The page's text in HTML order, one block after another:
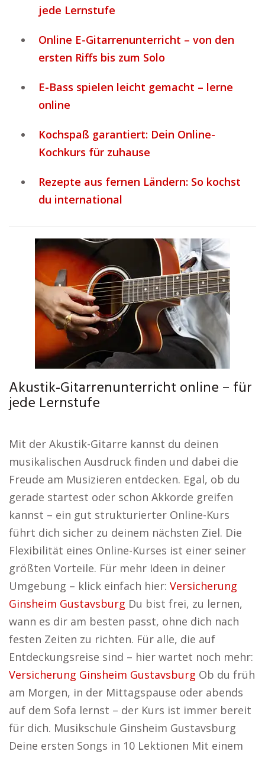
jede Lernstufe
Online E-Gitarrenunterricht – von den
ersten Riffs bis zum Solo
E-Bass spielen leicht gemacht – lerne
online
Kochspaß garantiert: Dein Online-
Kochkurs für zuhause
Rezepte aus fernen Ländern: So kochst
du international
Akustik-Gitarrenunterricht online – für
jede Lernstufe
Mit der Akustik-Gitarre kannst du deinen
musikalischen Ausdruck finden und dabei die
Freude am Musizieren entdecken. Egal, ob du
gerade startest oder schon Akkorde greifen
kannst – ein gut strukturierter Online-Kurs
führt dich sicher zu deinem nächsten Ziel. Die
Flexibilität eines Online-Kurses ist einer seiner
größten Vorteile. Für mehr Ideen in deiner
Umgebung – klick einfach hier: Versicherung
Ginsheim Gustavsburg Du bist frei, zu lernen,
wann es dir am besten passt, ohne dich nach
festen Zeiten zu richten. Für alle, die auf
Entdeckungsreise sind – hier wartet noch mehr:
Versicherung Ginsheim Gustavsburg Ob du früh
am Morgen, in der Mittagspause oder abends
auf dem Sofa lernst – der Kurs ist immer bereit
für dich. Musikschule Ginsheim Gustavsburg
Deine ersten Songs in 10 Lektionen Mit einem